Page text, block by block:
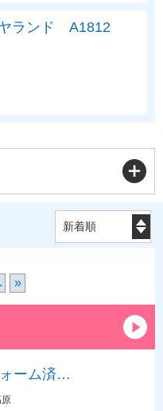
ランド A1812
»
ーム済…
原